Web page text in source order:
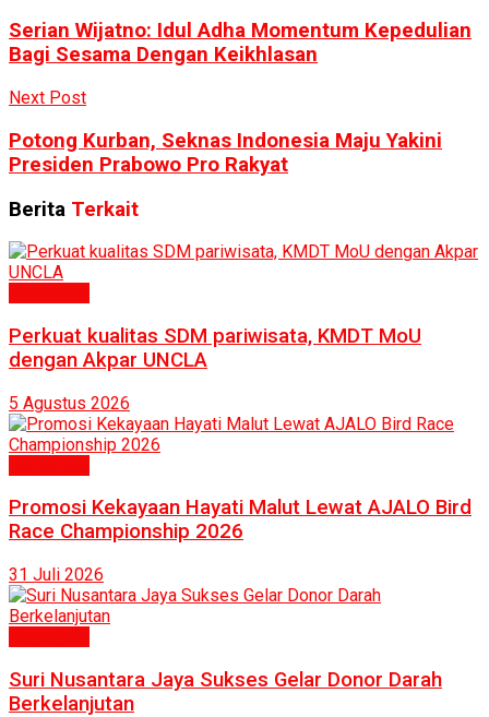
Serian Wijatno: Idul Adha Momentum Kepedulian
Bagi Sesama Dengan Keikhlasan
Next Post
Potong Kurban, Seknas Indonesia Maju Yakini
Presiden Prabowo Pro Rakyat
Berita Terkait
Perkuat kualitas SDM pariwisata, KMDT MoU
dengan Akpar UNCLA
5 Agustus 2026
Promosi Kekayaan Hayati Malut Lewat AJALO Bird
Race Championship 2026
31 Juli 2026
Suri Nusantara Jaya Sukses Gelar Donor Darah
Berkelanjutan